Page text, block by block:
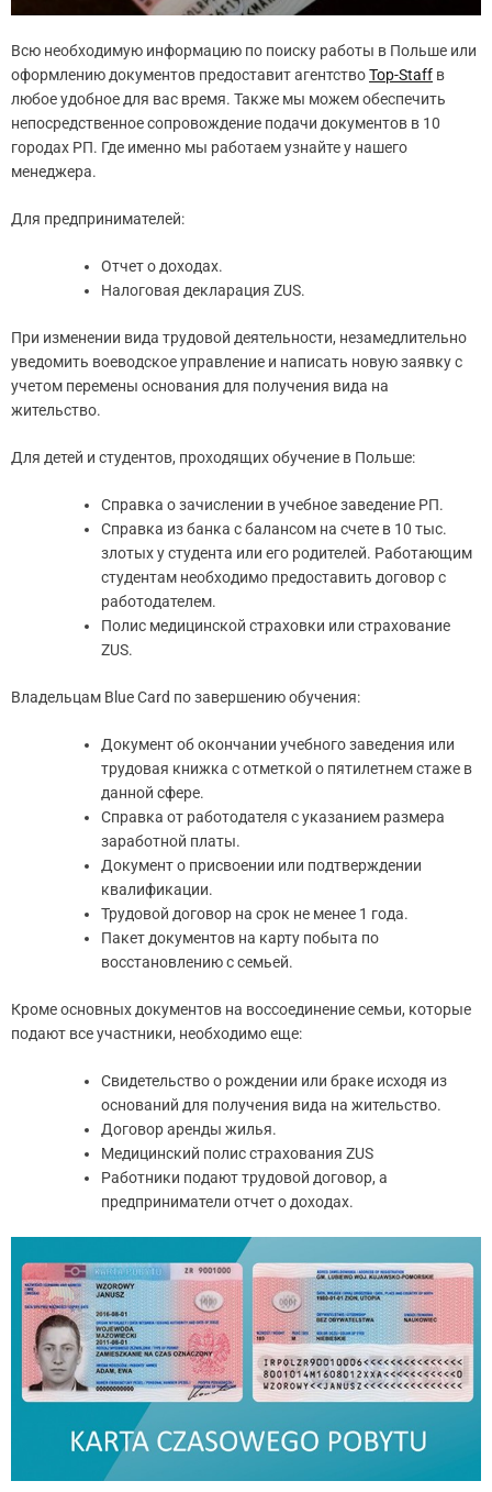
Всю необходимую информацию по поиску работы в Польше или
оформлению документов предоставит агентствоTop-Staff в
любое удобное для вас время. Также мы можем обеспечить
непосредственное сопровождение подачи документов в 10
городах РП. Где именно мы работаем узнайте у нашего
менеджера.
Для предпринимателей:
Отчет о доходах.
Налоговая декларация ZUS.
При изменении вида трудовой деятельности, незамедлительно
уведомить воеводское управление и написать новую заявку с
учетом перемены основания для получения вида на
жительство.
Для детей и студентов, проходящих обучение в Польше:
Справка о зачислении в учебное заведение РП.
Справка из банка с балансом на счете в 10 тыс.
злотых у студента или его родителей. Работающим
студентам необходимо предоставить договор с
работодателем.
Полис медицинской страховки или страхование
ZUS.
Владельцам Blue Card по завершению обучения:
Документ об окончании учебного заведения или
трудовая книжка с отметкой о пятилетнем стаже в
данной сфере.
Справка от работодателя с указанием размера
заработной платы.
Документ о присвоении или подтверждении
квалификации.
Трудовой договор на срок не менее 1 года.
Пакет документов на карту побыта по
восстановлению с семьей.
Кроме основных документов на воссоединение семьи, которые
подают все участники, необходимо еще:
Свидетельство о рождении или браке исходя из
оснований для получения вида на жительство.
Договор аренды жилья.
Медицинский полис страхования ZUS
Работники подают трудовой договор, а
предприниматели отчет о доходах.